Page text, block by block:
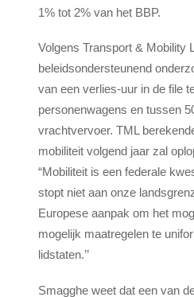
1% tot 2% van het BBP.
Volgens Transport & Mobility
beleidsondersteunend
van een verlies-uur in de file
personenwagens en tussen
vrachtvervoer. TML
mobiliteit volgend jaar zal
“Mobiliteit is een federale
stopt niet aan onze
Europese aanpak om het
mogelijk maatregelen te
lidstaten.’’
Smagghe weet dat een van